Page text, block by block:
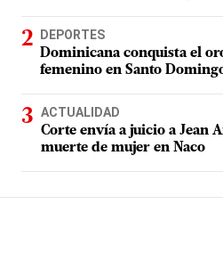
DEPORTES
Dominicana conquista el
femenino en Santo
ACTUALIDAD
Corte envía a juicio a Jean
muerte de mujer en Naco